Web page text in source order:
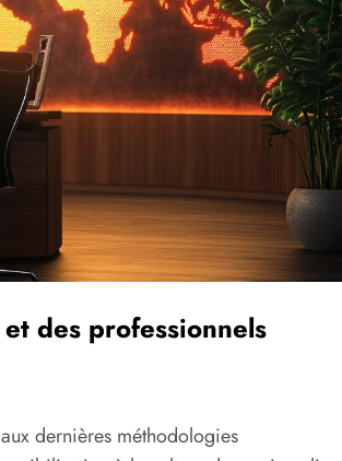
des professionnels
dernières méthodologies